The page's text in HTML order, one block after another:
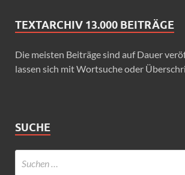
TEXTARCHIV 13.000 BEITRÄGE
Die meisten Beiträge sind auf Dauer
lassen sich mit Wortsuche oder
SUCHE